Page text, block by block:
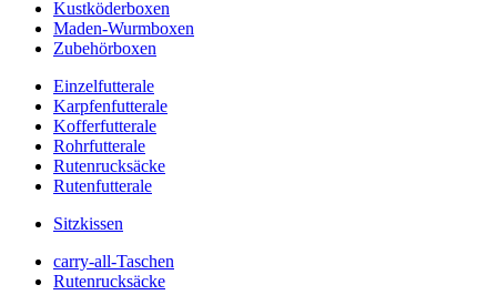
Kustköderboxen
Maden-Wurmboxen
Zubehörboxen
Einzelfutterale
Karpfenfutterale
Kofferfutterale
Rohrfutterale
Rutenrucksäcke
Rutenfutterale
Sitzkissen
carry-all-Taschen
Rutenrucksäcke